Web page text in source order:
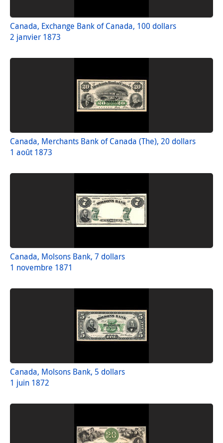
Canada, Exchange Bank of Canada, 100 dollars
2 janvier 1873
Canada, Merchants Bank of Canada (The), 20 dollars
1 août 1873
Canada, Molsons Bank, 7 dollars
1 novembre 1871
Canada, Molsons Bank, 5 dollars
1 juin 1872